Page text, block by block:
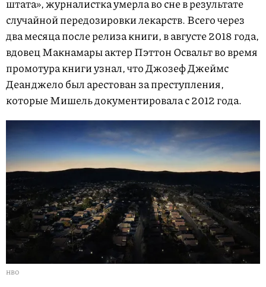
штата», журналистка умерла во сне в результате
случайной передозировки лекарств. Всего через
два месяца после релиза книги, в августе 2018 года,
вдовец Макнамары актер Пэттон Освальт во время
промотура книги узнал, что Джозеф Джеймс
Деанджело был арестован за преступления,
которые Мишель документировала с 2012 года.
HBO